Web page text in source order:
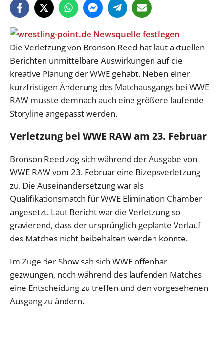
Die Verletzung von Bronson Reed hat laut aktuellen
Berichten unmittelbare Auswirkungen auf die
kreative Planung der WWE gehabt. Neben einer
kurzfristigen Änderung des Matchausgangs bei WWE
RAW musste demnach auch eine größere laufende
Storyline angepasst werden.
Verletzung bei WWE RAW am 23. Februar
Bronson Reed zog sich während der Ausgabe von
WWE RAW vom 23. Februar eine Bizepsverletzung
zu. Die Auseinandersetzung war als
Qualifikationsmatch für WWE Elimination Chamber
angesetzt. Laut Bericht war die Verletzung so
gravierend, dass der ursprünglich geplante Verlauf
des Matches nicht beibehalten werden konnte.
Im Zuge der Show sah sich WWE offenbar
gezwungen, noch während des laufenden Matches
eine Entscheidung zu treffen und den vorgesehenen
Ausgang zu ändern.